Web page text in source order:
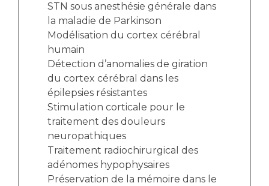
STN sous anesthésie générale dans
la maladie de Parkinson
Modélisation du cortex cérébral
humain
Détection d’anomalies de giration
du cortex cérébral dans les
épilepsies résistantes
Stimulation corticale pour le
traitement des douleurs
neuropathiques
Traitement radiochirurgical des
adénomes hypophysaires
Préservation de la mémoire dans le